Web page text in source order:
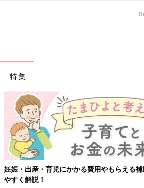
特集
もらえる補助金・助成金をわかり
【ワ